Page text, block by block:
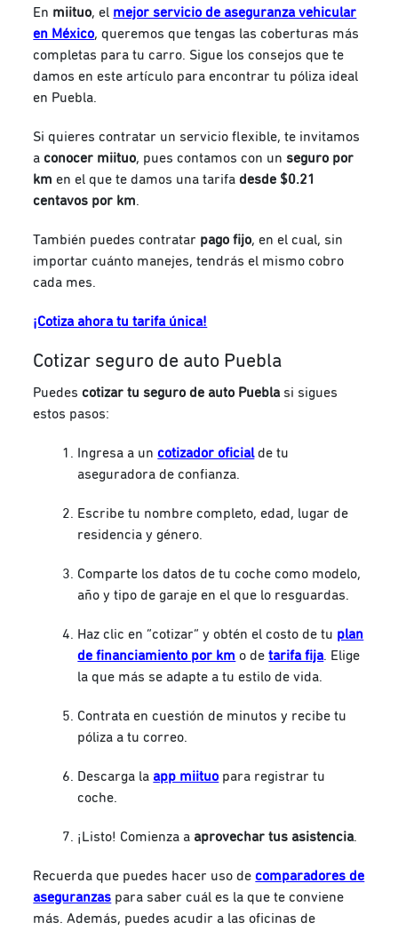
En miituo, el mejor servicio de aseguranza vehicular
en México, queremos que tengas las coberturas más
completas para tu carro. Sigue los consejos que te
damos en este artículo para encontrar tu póliza ideal
en Puebla.
Si quieres contratar un servicio flexible, te invitamos
aconocer miituo, pues contamos con unseguro por
kmen el que te damos una tarifadesde $0.21
centavos por km.
También puedes contratar pago fijo, en el cual, sin
importar cuánto manejes, tendrás el mismo cobro
cada mes.
¡Cotiza ahora tu tarifa única!
Cotizar seguro de auto Puebla
Puedescotizar tu seguro de auto Puebla si sigues
estos pasos:
Ingresa a uncotizador oficialde tu
aseguradora de confianza.
Escribe tu nombre completo, edad, lugar de
residencia y género.
Comparte los datos de tu coche como modelo,
año y tipo de garaje en el que lo resguardas.
Haz clic en “cotizar” y obtén el costo de tu plan
de financiamiento por km o detarifa fija. Elige
la que más se adapte a tu estilo de vida.
Contrata en cuestión de minutos y recibe tu
póliza a tu correo.
Descarga la app miituo para registrar tu
coche.
¡Listo! Comienza a aprovechar tus asistencia.
Recuerda que puedes hacer uso de comparadores de
aseguranzas para saber cuál es la que te conviene
más. Además, puedes acudir a las oficinas de